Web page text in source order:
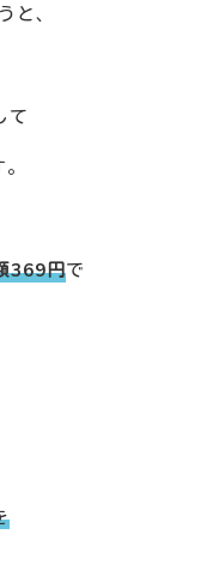
と、
て
369円で